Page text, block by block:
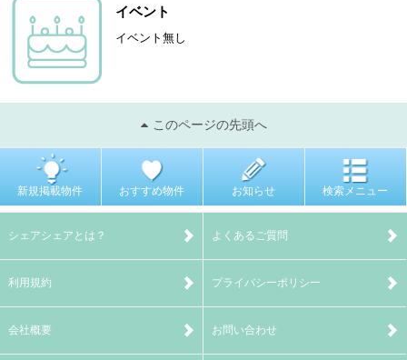
イベント
イベント無し
このページの先頭へ
新規掲載物件 おすすめ物件 お知らせ 検索メニュー
シェアシェアとは？ よくあるご質問
利用規約 プライバシーポリシー
会社概要 お問い合わせ